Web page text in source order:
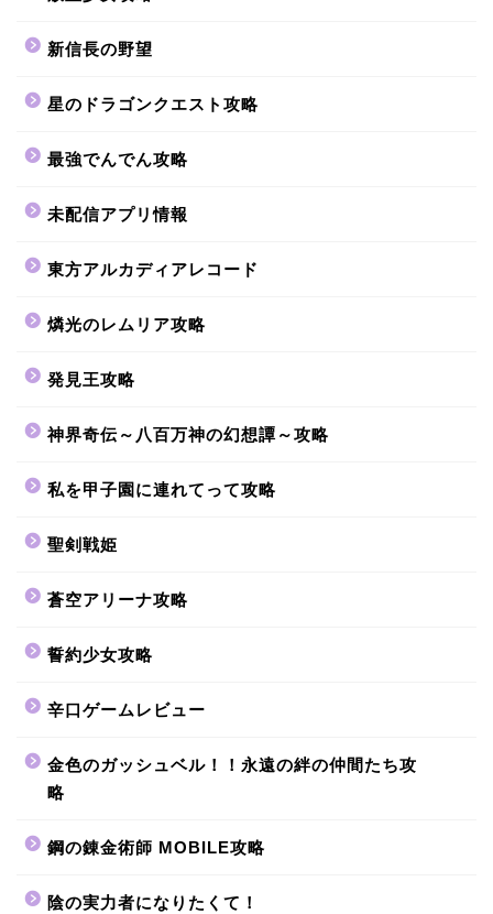
新信長の野望
星のドラゴンクエスト攻略
最強でんでん攻略
未配信アプリ情報
東方アルカディアレコード
燐光のレムリア攻略
発見王攻略
神界奇伝～八百万神の幻想譚～攻略
私を甲子園に連れてって攻略
聖剣戦姫
蒼空アリーナ攻略
誓約少女攻略
辛口ゲームレビュー
金色のガッシュベル！！永遠の絆の仲間たち攻
略
鋼の錬金術師 MOBILE攻略
陰の実力者になりたくて！